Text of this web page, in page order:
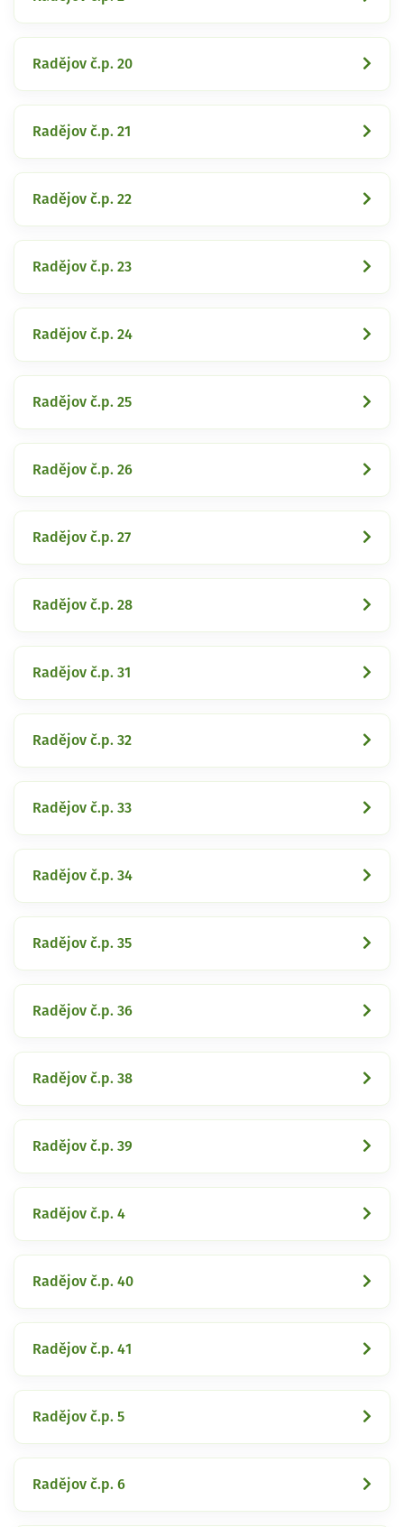
Radějov č.p. 20
Radějov č.p. 21
Radějov č.p. 22
Radějov č.p. 23
Radějov č.p. 24
Radějov č.p. 25
Radějov č.p. 26
Radějov č.p. 27
Radějov č.p. 28
Radějov č.p. 31
Radějov č.p. 32
Radějov č.p. 33
Radějov č.p. 34
Radějov č.p. 35
Radějov č.p. 36
Radějov č.p. 38
Radějov č.p. 39
Radějov č.p. 4
Radějov č.p. 40
Radějov č.p. 41
Radějov č.p. 5
Radějov č.p. 6